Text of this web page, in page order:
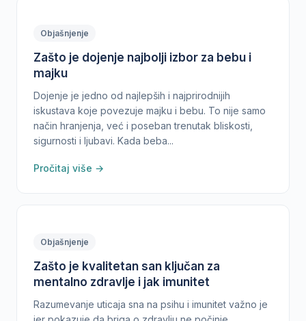
Objašnjenje
Zašto je dojenje najbolji izbor za bebu i
majku
Dojenje je jedno od najlepših i najprirodnijih
iskustava koje povezuje majku i bebu. To nije samo
način hranjenja, već i poseban trenutak bliskosti,
sigurnosti i ljubavi. Kada beba...
Pročitaj više →
Objašnjenje
Zašto je kvalitetan san ključan za
mentalno zdravlje i jak imunitet
Razumevanje uticaja sna na psihu i imunitet važno je